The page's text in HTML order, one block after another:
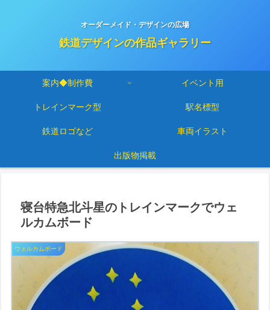
オーダーメイド・デザインの広場
鉄道デザインの作品ギャラリー
案内◆制作費 イベント用
トレインマーク型 駅名標型
鉄道ロゴなど 車両イラスト
出版物掲載
寝台特急北斗星のトレインマークでウェ
ルカムボード
ウェルカムボード